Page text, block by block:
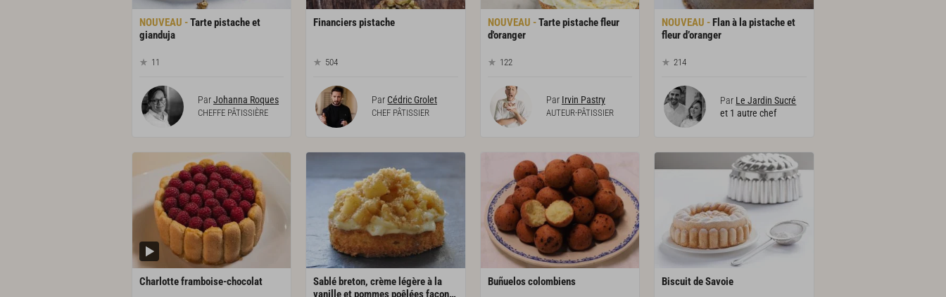
Tarte pistache et
gianduja
11
ParJohanna Roques
CHEFFE PÂTISSIÈRE
Financierspistache
504
Par Cédric Grolet
CHEF PÂTISSIER
Tarte pistache fleur
d'oranger
122
Par Irvin Pastry
AUTEUR-PÂTISSIER
Flan à la pistache et
fleur d’oranger
214
Par Le Jardin Sucré
et 1 autre chef
Charlotteframboise-chocolat
Sablé breton, crème légère à la
vanille et pommes poêlées façon tartelette
Buñueloscolombiens BiscuitdeSavoie